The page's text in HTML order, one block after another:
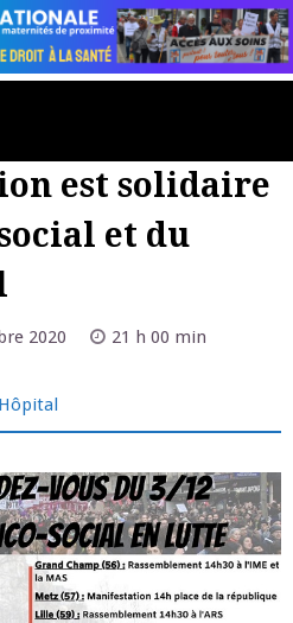
est solidaire
et du
2020
21 h 00 min
Hôpital